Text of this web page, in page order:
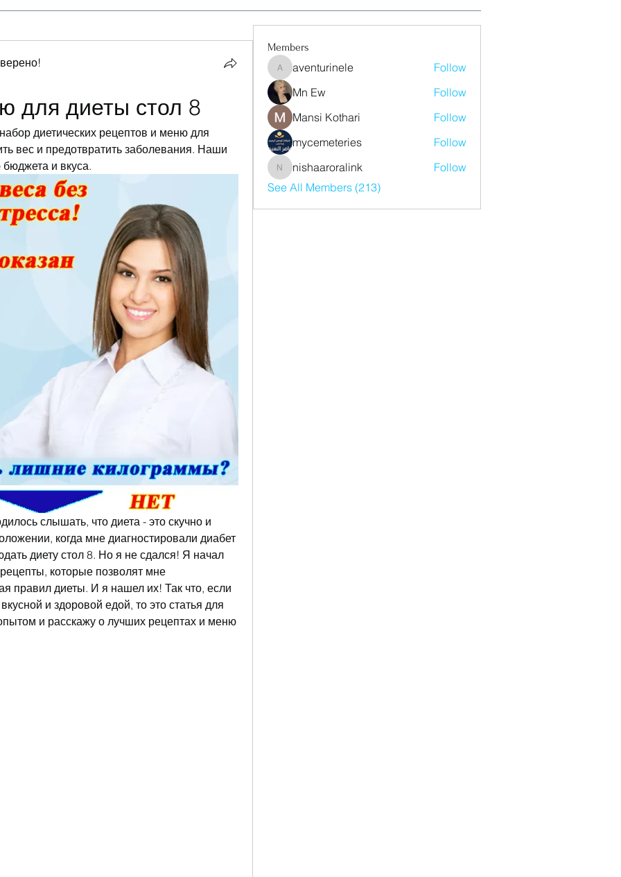
для диеты стол 8
диетических рецептов и меню для
вес и предотвратить заболевания. Наши
и вкуса.
слышать, что диета - это скучно и
когда мне диагностировали диабет
диету стол 8. Но я не сдался! Я начал
которые позволят мне
правил диеты. И я нашел их! Так что, если
и здоровой едой, то это статья для
и расскажу о лучших рецептах и меню
Members
aventurinele
aventurinele
Follow
Mn Ew
Follow
Mansi Kothari
Follow
mycemeteries
Follow
nishaaroralink
nishaaroralink
Follow
See All Members (213)